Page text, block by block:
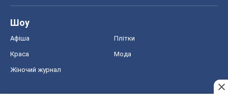
Шоу
Афіша Плітки
Краса Мода
Жіночий журнал